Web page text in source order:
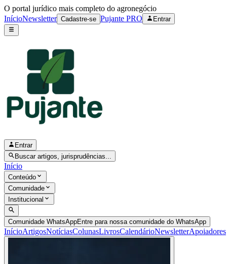
O portal jurídico mais completo do agronegócio
InícioNewsletter Cadastre-se Pujante PRO Entrar
Entrar
Buscar artigos, jurisprudências...
Início
Conteúdo
Comunidade
Institucional
Comunidade WhatsAppEntre para nossa comunidade do WhatsApp
InícioArtigosNotíciasColunasLivrosCalendárioNewsletterApoiadores